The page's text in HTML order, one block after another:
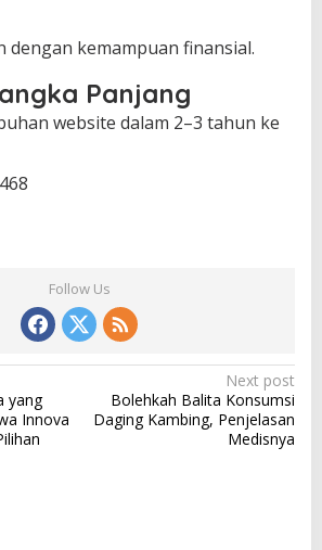
dengan kemampuan finansial.
Panjang
website dalam 2–3 tahun ke
Follow Us
yang
Innova
Next post
Bolehkah Balita Konsumsi
Daging Kambing, Penjelasan
Medisnya